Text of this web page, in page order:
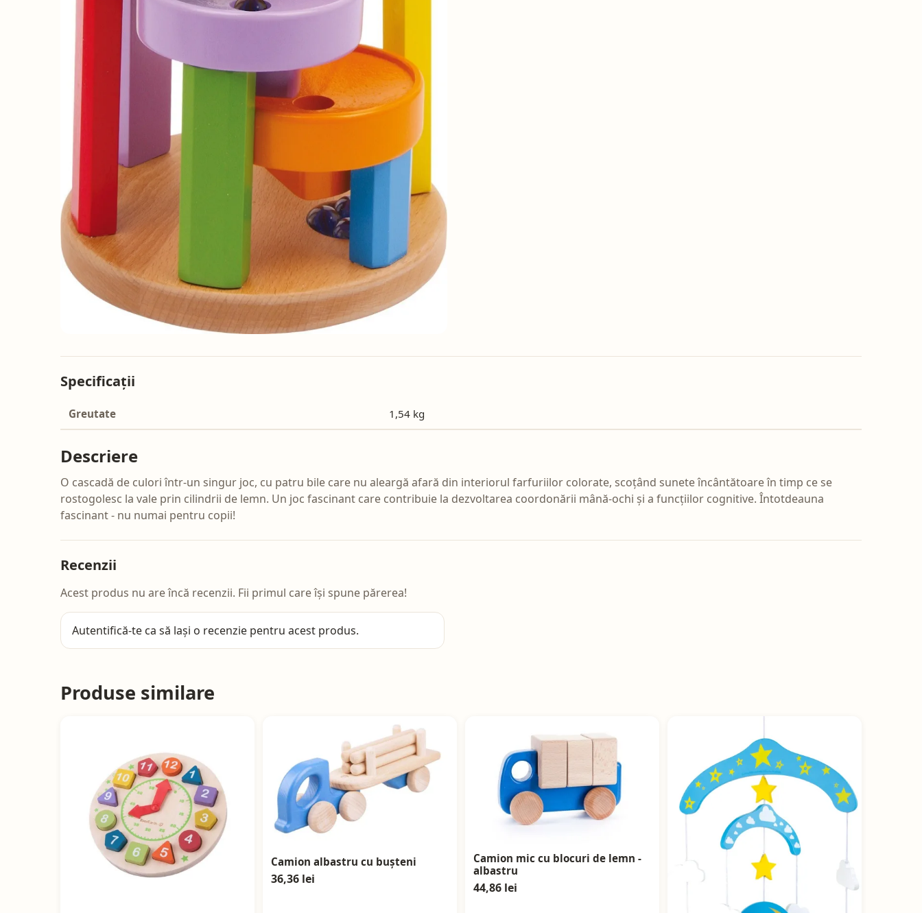
Specificații
Greutate 1,54 kg
Descriere
O cascadă de culori într-un singur joc, cu patru bile care nu aleargă afară din interiorul farfuriilor colorate, scoțând sunete încântătoare în timp ce se
rostogolesc la vale prin cilindrii de lemn. Un joc fascinant care contribuie la dezvoltarea coordonării mână-ochi și a funcțiilor cognitive. Întotdeauna
fascinant - nu numai pentru copii!
Recenzii
Acest produs nu are încă recenzii. Fii primul care își spune părerea!
Autentifică-te ca să lași o recenzie pentru acest produs.
Produse similare
Camion albastru cu bușteni
36,36 lei
Camion mic cu blocuri de lemn -
albastru
44,86 lei